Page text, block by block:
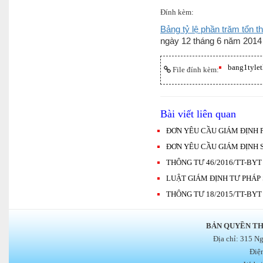
Đính kèm:
Bảng tỷ lệ phần trăm tổn
ngày 12 tháng 6 năm
File đính kèm:
Bài viết liên quan
ĐƠN YÊU CẦU GIÁM ĐỊNH
ĐƠN YÊU CẦU GIÁM ĐỊNH
THÔNG TƯ 46/2016/TT-BYT
LUẬT GIÁM ĐỊNH TƯ PHÁP
THÔNG TƯ 18/2015/TT-BYT
BẢN QUYỀN
Địa chỉ: 315